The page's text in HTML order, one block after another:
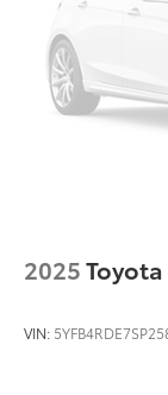
2025Toyota
VIN: